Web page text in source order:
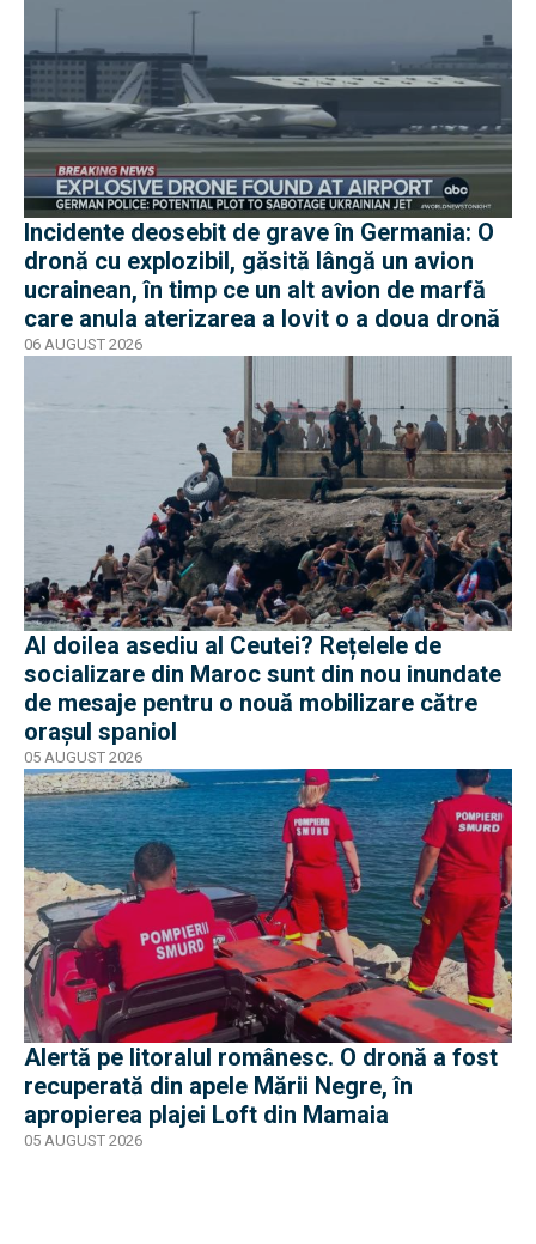
Incidente deosebit de grave în Germania: O
dronă cu explozibil, găsită lângă un avion
ucrainean, în timp ce un alt avion de marfă
care anula aterizarea a lovit o a doua dronă
06 AUGUST 2026
Al doilea asediu al Ceutei? Rețelele de
socializare din Maroc sunt din nou inundate
de mesaje pentru o nouă mobilizare către
orașul spaniol
05 AUGUST 2026
Alertă pe litoralul românesc. O dronă a fost
recuperată din apele Mării Negre, în
apropierea plajei Loft din Mamaia
05 AUGUST 2026